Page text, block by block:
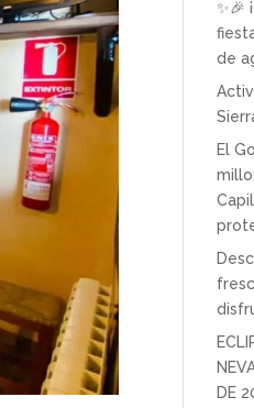
✨🎉
de
El
DE